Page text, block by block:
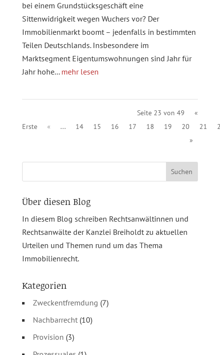
bei einem Grundstücksgeschäft eine
Sittenwidrigkeit wegen Wuchers vor? Der
Immobilienmarkt boomt – jedenfalls in bestimmten
Teilen Deutschlands. Insbesondere im
Marktsegment Eigentumswohnungen sind Jahr für
Jahr hohe... mehr lesen
Seite 23 von 49
«
Erste
« ... 14 15 16 17 18 19 20 21
»
Über diesen Blog
In diesem Blog schreiben Rechtsanwältinnen und
Rechtsanwälte der Kanzlei Breiholdt zu aktuellen
Urteilen und Themen rund um das Thema
Immobilienrecht.
Kategorien
Zweckentfremdung (7)
Nachbarrecht(10)
Provision (3)